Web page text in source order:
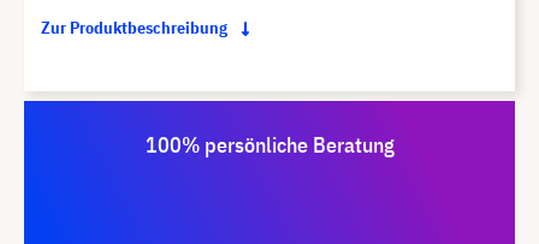
Zur Produktbeschreibung
100% persönliche Beratung